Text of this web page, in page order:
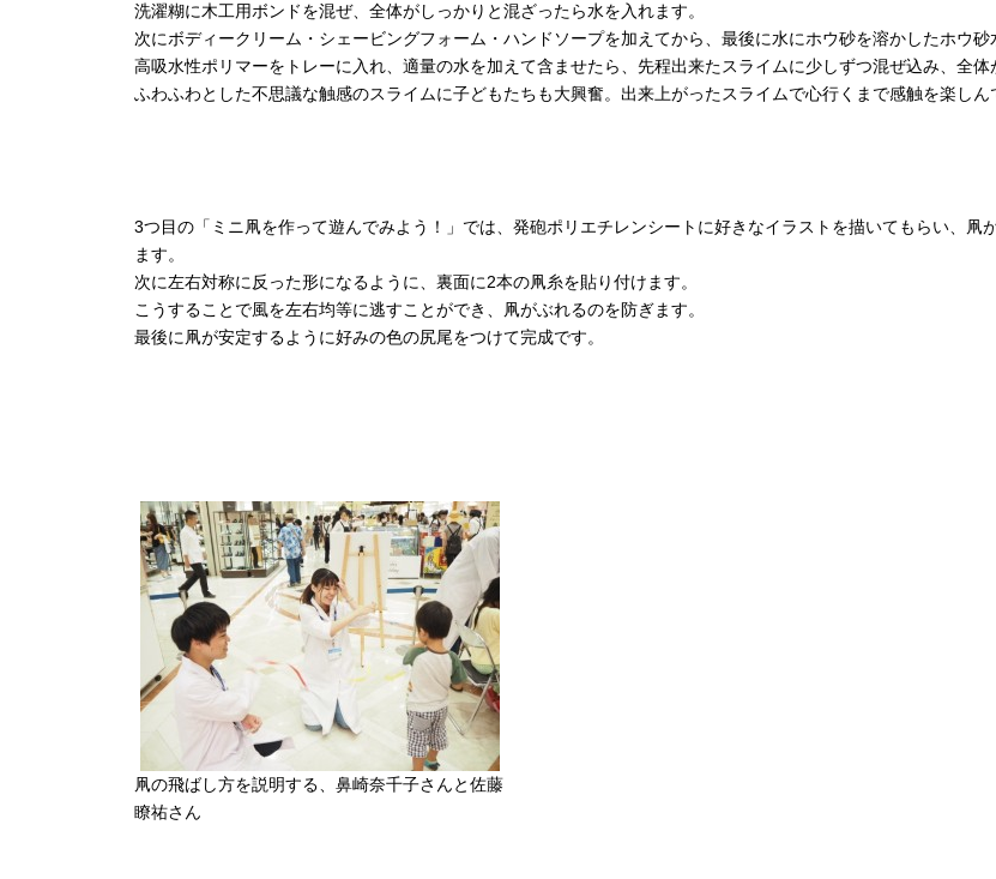
洗濯糊に木工用ボンドを混ぜ、全体がしっかりと混ざったら水を入れます。
次にボディークリーム・シェービングフォーム・ハンドソープを加えてから、最後に水にホウ砂を溶かしたホウ砂
高吸水性ポリマーをトレーに入れ、適量の水を加えて含ませたら、先程出来たスライムに少しずつ混ぜ込み、全体
ふわふわとした不思議な触感のスライムに子どもたちも大興奮。出来上がったスライムで心行くまで感触を楽しん
3つ目の「ミニ凧を作って遊んでみよう！」では、発砲ポリエチレンシートに好きなイラストを描いてもらい、
ます。
次に左右対称に反った形になるように、裏面に2本の凧糸を貼り付けます。
こうすることで風を左右均等に逃すことができ、凧がぶれるのを防ぎます。
最後に凧が安定するように好みの色の尻尾をつけて完成です。
凧の飛ばし方を説明する、鼻崎奈千子さんと佐藤
瞭祐さん